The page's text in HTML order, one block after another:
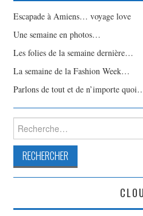
Escapade à Amiens… voyage love
Une semaine en photos…
Les folies de la semaine dernière…
La semaine de la Fashion Week…
Parlons de tout et de n’importe
Rechercher :